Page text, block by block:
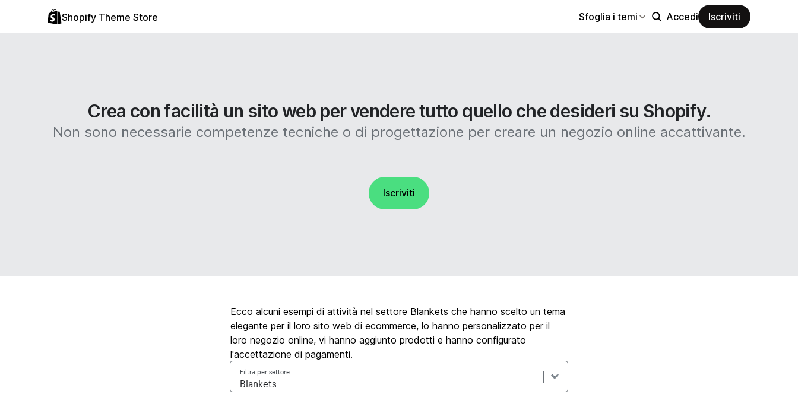
Shopify Theme Store Sfoglia i temi Accedi Iscriviti
Crea con facilità un sito web per vendere tutto quello che desideri su Shopify.
Non sono necessarie competenze tecniche o di progettazione per creare un negozio online accattivante.
Iscriviti
Ecco alcuni esempi di attività nel settore Blankets che hanno scelto un tema
elegante per il loro sito web di ecommerce, lo hanno personalizzato per il
loro negozio online, vi hanno aggiunto prodotti e hanno configurato
l'accettazione di pagamenti.
Filtra per settore